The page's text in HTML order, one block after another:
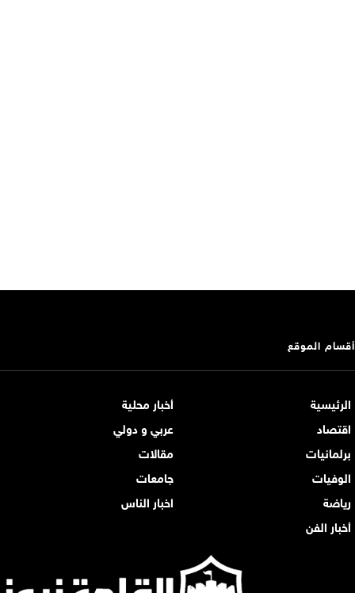
أقسام الموقع
الرئيسية
أخبار محلية
اقتصاد
عربي و دولي
برلمانيات
مقالات
الوفيات
جامعات
رياضة
اخبار الناس
أخبار الفن